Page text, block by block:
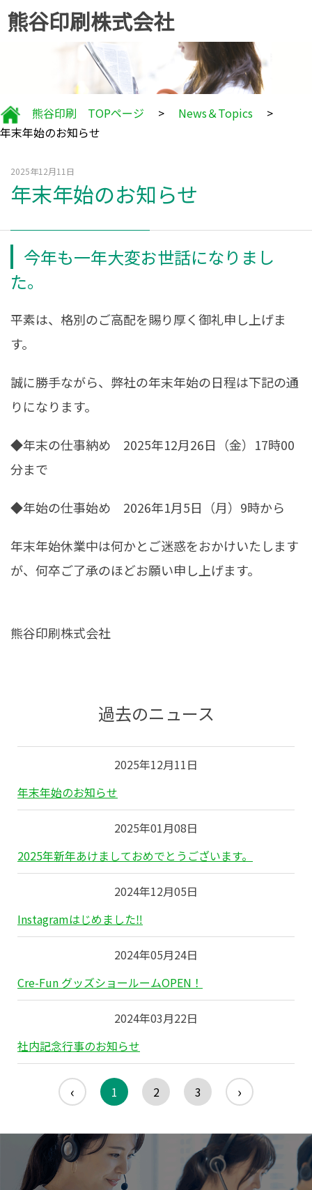
熊谷印刷株式会社
熊谷印刷 TOPページ > News＆Topics
>
年末年始のお知らせ
2025年12月11日
年末年始のお知らせ
今年も一年大変お世話になりまし
た。
平素は、格別のご高配を賜り厚く御礼申し上げま
す。
誠に勝手ながら、弊社の年末年始の日程は下記の通
りになります。
◆年末の仕事納め 2025年12月26日（金）17時00
分まで
◆年始の仕事始め 2026年1月5日（月）9時から
年末年始休業中は何かとご迷惑をおかけいたします
が、何卒ご了承のほどお願い申し上げます。
熊谷印刷株式会社
過去のニュース
2025年12月11日
年末年始のお知らせ
2025年01月08日
2025年新年あけましておめでとうございます。
2024年12月05日
Instagramはじめました‼
2024年05月24日
Cre-Fun グッズショールームOPEN！
2024年03月22日
社内記念行事のお知らせ
‹ 1 2 3 ›